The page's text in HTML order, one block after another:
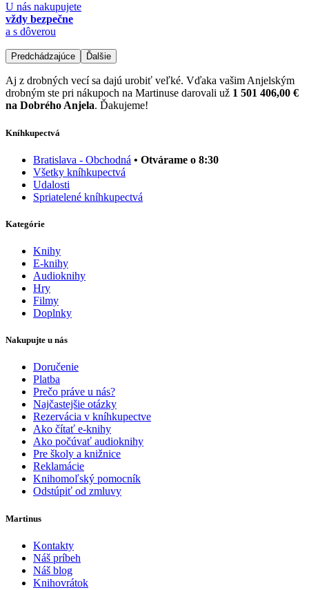
U nás nakupujete
vždy bezpečne
a s dôverou
Predchádzajúce Ďalšie
Aj z drobných vecí sa dajú urobiť veľké. Vďaka vašim Anjelským
drobným ste pri nákupoch na Martinuse darovali už 1 501 406,00 €
na Dobrého Anjela. Ďakujeme!
Kníhkupectvá
Bratislava - Obchodná • Otvárame o 8:30
Všetky kníhkupectvá
Udalosti
Spriatelené kníhkupectvá
Kategórie
Knihy
E-knihy
Audioknihy
Hry
Filmy
Doplnky
Nakupujte u nás
Doručenie
Platba
Prečo práve u nás?
Najčastejšie otázky
Rezervácia v kníhkupectve
Ako čítať e-knihy
Ako počúvať audioknihy
Pre školy a knižnice
Reklamácie
Knihomoľský pomocník
Odstúpiť od zmluvy
Martinus
Kontakty
Náš príbeh
Náš blog
Knihovrátok